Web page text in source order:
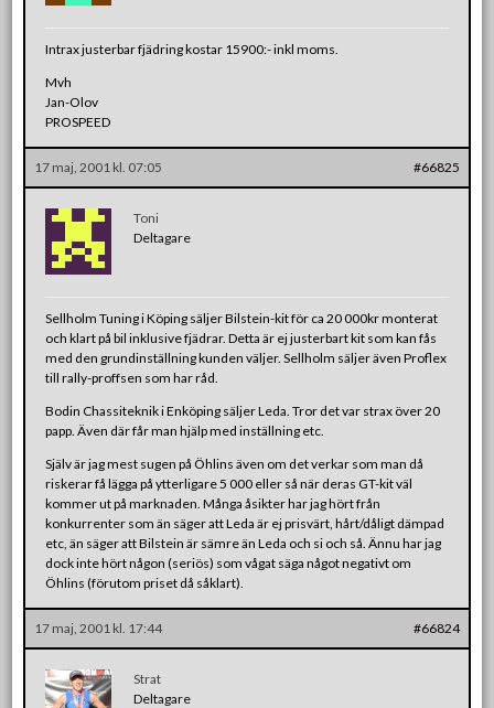
Intrax justerbar fjädring kostar 15900:- inkl moms.
Mvh
Jan-Olov
PROSPEED
17 maj, 2001 kl. 07:05 #66825
Toni
Deltagare
Sellholm Tuning i Köping säljer Bilstein-kit för ca 20 000kr monterat
och klart på bil inklusive fjädrar. Detta är ej justerbart kit som kan fås
med den grundinställning kunden väljer. Sellholm säljer även Proflex
till rally-proffsen som har råd.
Bodin Chassiteknik i Enköping säljer Leda. Tror det var strax över 20
papp. Även där får man hjälp med inställning etc.
Själv är jag mest sugen på Öhlins även om det verkar som man då
riskerar få lägga på ytterligare 5 000 eller så när deras GT-kit väl
kommer ut på marknaden. Många åsikter har jag hört från
konkurrenter som än säger att Leda är ej prisvärt, hårt/dåligt dämpad
etc, än säger att Bilstein är sämre än Leda och si och så. Ännu har jag
dock inte hört någon (seriös) som vågat säga något negativt om
Öhlins (förutom priset då såklart).
17 maj, 2001 kl. 17:44 #66824
Strat
Deltagare